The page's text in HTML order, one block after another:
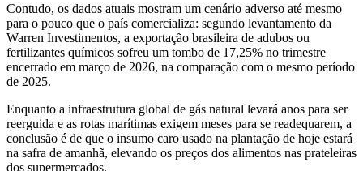
Contudo, os dados atuais mostram um cenário adverso até mesmo
para o pouco que o país comercializa: segundo levantamento da
Warren Investimentos, a exportação brasileira de adubos ou
fertilizantes químicos sofreu um tombo de 17,25% no trimestre
encerrado em março de 2026, na comparação com o mesmo período
de 2025.
Enquanto a infraestrutura global de gás natural levará anos para ser
reerguida e as rotas marítimas exigem meses para se readequarem, a
conclusão é de que o insumo caro usado na plantação de hoje estará
na safra de amanhã, elevando os preços dos alimentos nas prateleiras
dos supermercados.